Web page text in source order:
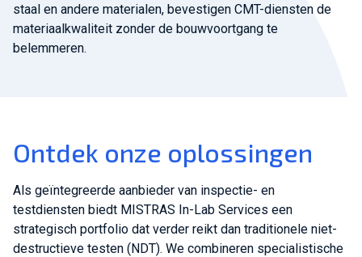
staal en andere materialen, bevestigen CMT-diensten de
materiaalkwaliteit zonder de bouwvoortgang te
belemmeren.
Ontdek onze oplossingen
Als geïntegreerde aanbieder van inspectie- en
testdiensten biedt MISTRAS In-Lab Services een
strategisch portfolio dat verder reikt dan traditionele niet-
destructieve testen (NDT). We combineren specialistische